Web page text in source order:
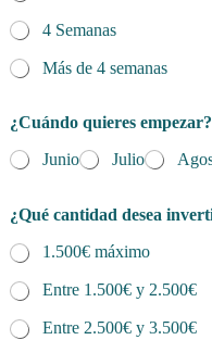
4 Semanas
Más de 4 semanas
¿Cuándo quieres empezar?
Junio
Julio
¿Qué cantidad desea
1.500€ máximo
Entre 1.500€ y 2.500€
Entre 2.500€ y 3.500€